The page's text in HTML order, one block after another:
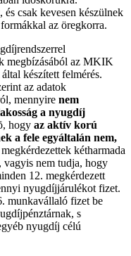
csak kevesen készülnek
az öregkorra.
megbízásából az MKIK
készített felmérés.
az adatok
mennyire nem
a nyugdíj
hogy az aktív korú
a fele egyáltalán nem,
kétharmada
vagyis nem tudja, hogy
12. megkérdezett
nyugdíjjárulékot fizet.
munkavállaló fizet be
s
nyugdíj célú